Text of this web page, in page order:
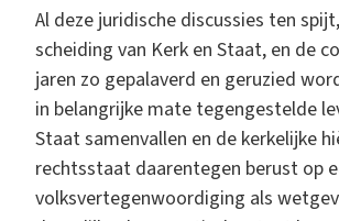
Al deze juridische discussies ten
scheiding van Kerk en Staat, en de
jaren zo gepalaverd en geruzied
in belangrijke mate tegengestelde
Staat samenvallen en de kerkelijke
rechtsstaat daarentegen berust op
volksvertegenwoordiging als